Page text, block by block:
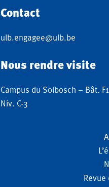
l’asbl
Contact
ulb.engagee@ulb.be
Nous rendre visite
Campus du Solbosch – Bât.
Niv. C-3
Revue